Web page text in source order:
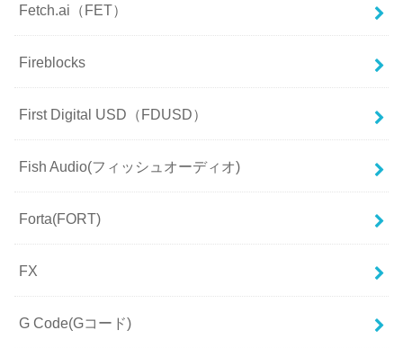
Fetch.ai（FET）
Fireblocks
First Digital USD（FDUSD）
Fish Audio(フィッシュオーディオ)
Forta(FORT)
FX
G Code(Gコード)